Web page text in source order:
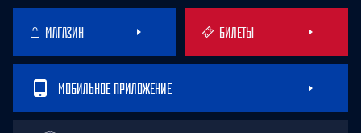
МАГАЗИН БИЛЕТЫ
МОБИЛЬНОЕ ПРИЛОЖЕНИЕ